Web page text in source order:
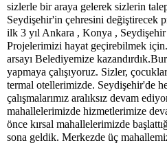
sizlerle bir araya gelerek sizlerin
Seydişehir'in çehresini değiştirecek
ilk 3 yıl Ankara , Konya ,
Projelerimizi hayat geçirebilmek
arsayı Belediyemize
yapmaya çalışıyoruz. Sizler,
termal otellerimizde. Seydişehir'de
çalışmalarımız aralıksız devam
mahallelerimizde hizmetlerimize
önce kırsal mahallelerimizde
sona geldik. Merkezde üç